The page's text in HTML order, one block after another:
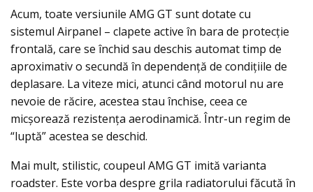
Acum, toate versiunile AMG GT sunt dotate cu
sistemul Airpanel – clapete active în bara de protecţie
frontală, care se închid sau deschis automat timp de
aproximativ o secundă în dependenţă de condiţiile de
deplasare. La viteze mici, atunci când motorul nu are
nevoie de răcire, acestea stau închise, ceea ce
micşorează rezistenţa aerodinamică. Într-un regim de
“luptă” acestea se deschid.
Mai mult, stilistic, coupeul AMG GT imită varianta
roadster. Este vorba despre grila radiatorului făcută în